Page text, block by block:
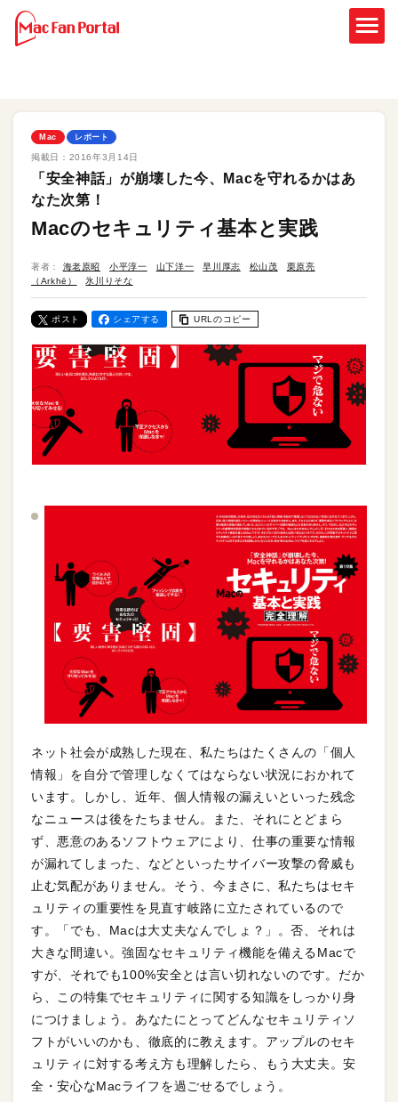
Mac レポート
掲載日： 2016年3月14日
「安全神話」が崩壊した今、Macを守れるかはあ
なた次第！
Macのセキュリティ基本と実践
著者： 海老原昭 小平淳一 山下洋一 早川厚志 松山茂
栗原亮
（Arkhē）
氷川りそな
ポスト シェアする URLのコピー
ネット社会が成熟した現在、私たちはたくさんの「個人
情報」を自分で管理しなくてはならない状況におかれて
います。しかし、近年、個人情報の漏えいといった残念
なニュースは後をたちません。また、それにとどまら
ず、悪意のあるソフトウェアにより、仕事の重要な情報
が漏れてしまった、などといったサイバー攻撃の脅威も
止む気配がありません。そう、今まさに、私たちはセキ
ュリティの重要性を見直す岐路に立たされているので
す。「でも、Macは大丈夫なんでしょ？」。否、それは
大きな間違い。強固なセキュリティ機能を備えるMacで
すが、それでも100%安全とは言い切れないのです。だか
ら、この特集でセキュリティに関する知識をしっかり身
につけましょう。あなたにとってどんなセキュリティソ
フトがいいのかも、徹底的に教えます。アップルのセキ
ュリティに対する考え方も理解したら、もう大丈夫。安
全・安心なMacライフを過ごせるでしょう。